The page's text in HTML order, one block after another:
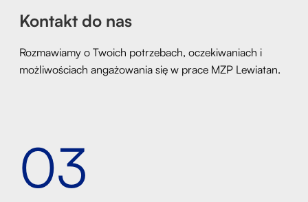
Kontakt do nas
Rozmawiamy o Twoich potrzebach, oczekiwaniach i
możliwościach angażowania się w prace MZP Lewiatan.
03